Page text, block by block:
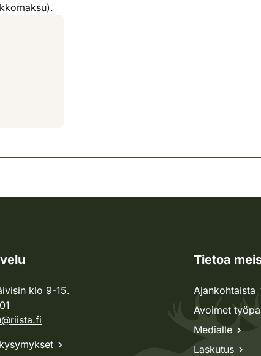
klo 9-15.
Tietoa
Ajankohtaista
Avoimet
Medialle
Laskutus